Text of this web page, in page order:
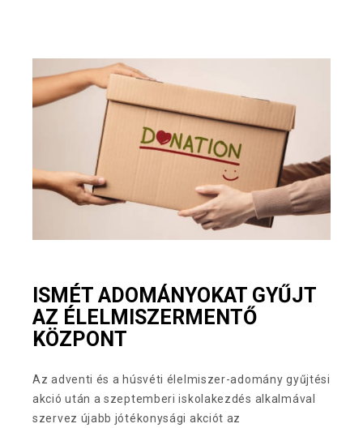
ISMÉT ADOMÁNYOKAT GYŰJT
AZ ÉLELMISZERMENTŐ
KÖZPONT
Az adventi és a húsvéti élelmiszer-adomány gyűjtési
akció után a szeptemberi iskolakezdés alkalmával
szervez újabb jótékonysági akciót az